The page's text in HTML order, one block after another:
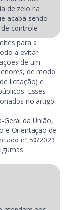
de zelo na
acaba sendo
controle
para a
a evitar
de um
de modo
licitação) e
Esses
no artigo
Geral da União,
e Orientação de
nº 50/2023